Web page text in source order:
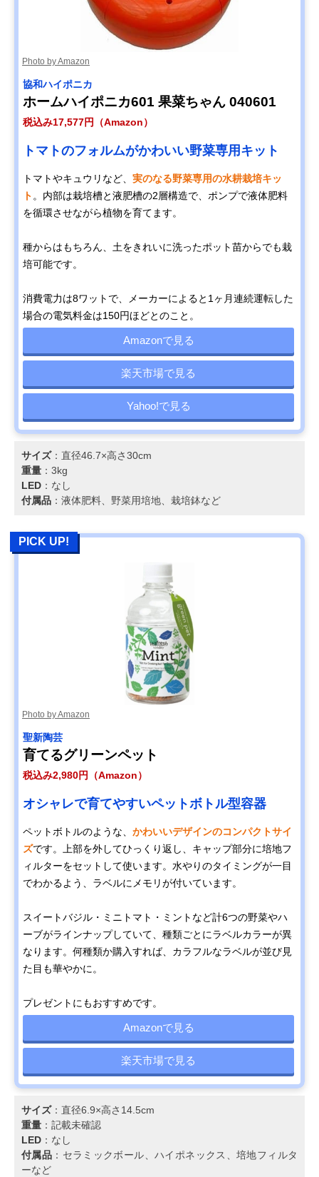
Photo by Amazon
協和ハイポニカ
ホームハイポニカ601 果菜ちゃん 040601
税込み17,577円（Amazon）
トマトのフォルムがかわいい野菜専用キット
トマトやキュウリなど、 実のなる野菜専用の水耕栽培キッ
ト 。内部は栽培槽と液肥槽の2層構造で、ポンプで液体肥料
を循環させながら植物を育てます。
種からはもちろん、土をきれいに洗ったポット苗からでも栽
培可能です。
消費電力は8ワットで、メーカーによると1ヶ月連続運転した
場合の電気料金は150円ほどとのこと。
Amazonで見る
楽天市場で見る
Yahoo!で見る
サイズ：直径46.7×高さ30cm
重量 ：3kg
LED ：なし
付属品 ：液体肥料、野菜用培地、栽培鉢など
PICK UP!
Photo by Amazon
聖新陶芸
育てるグリーンペット
税込み2,980円（Amazon）
オシャレで育てやすいペットボトル型容器
ペットボトルのような、 かわいいデザインのコンパクトサイ
ズです。上部を外してひっくり返し、キャップ部分に培地フ
ィルターをセットして使います。水やりのタイミングが一目
でわかるよう、ラベルにメモリが付いています。
スイートバジル・ミニトマト・ミントなど計6つの野菜やハ
ーブがラインナップしていて、種類ごとにラベルカラーが異
なります。何種類か購入すれば、カラフルなラベルが並び見
た目も華やかに。
プレゼントにもおすすめです。
Amazonで見る
楽天市場で見る
サイズ：直径6.9×高さ14.5cm
重量 ：記載未確認
LED ：なし
付属品 ：セラミックボール、ハイポネックス、培地フィルタ
ーなど